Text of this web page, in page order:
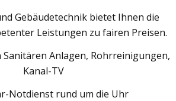
Gebäudetechnik bietet Ihnen die
Leistungen zu fairen Preisen.
Anlagen, Rohrreinigungen,
Kanal-TV
Notdienst rund um die Uhr